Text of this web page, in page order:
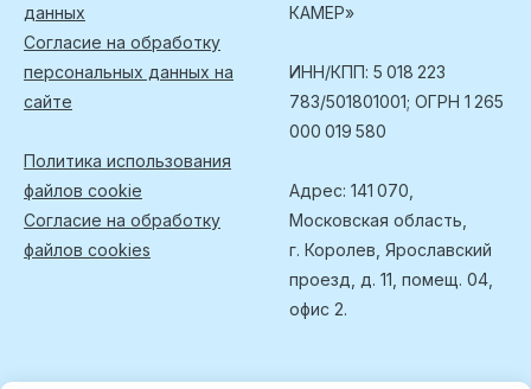
данных
Согласие на обработку
персональных данных на
сайте
Политика использования
файлов cookie
Согласие на обработку
файлов cookies
КАМЕР»
ИНН/КПП: 5 018 223
783/501801001; ОГРН 1 265
000 019 580
Адрес: 141 070,
Московская область,
г. Королев, Ярославский
проезд, д. 11, помещ. 04,
офис 2.